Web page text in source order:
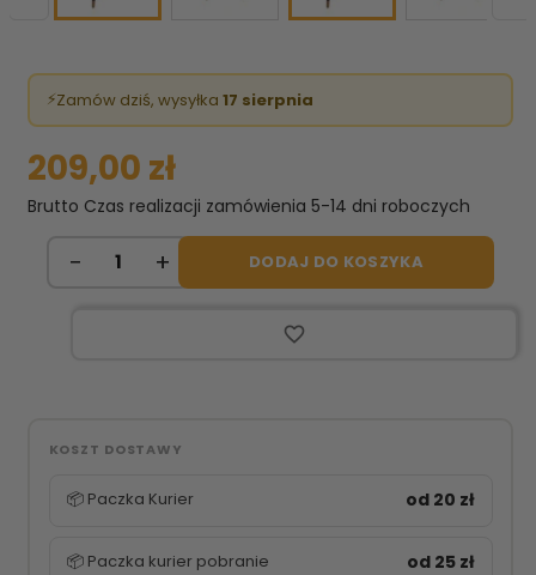
⚡Zamów dziś, wysyłka 17 sierpnia
209,00 zł
Brutto Czas realizacji zamówienia 5-14 dni roboczych
DODAJ DO KOSZYKA
favorite_border
KOSZT DOSTAWY
📦 Paczka Kurier od 20 zł
📦 Paczka kurier pobranie od 25 zł